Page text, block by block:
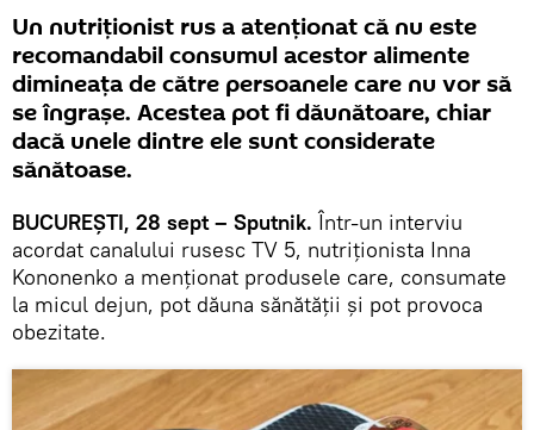
Un nutriţionist rus a atenţionat că nu este
recomandabil consumul acestor alimente
dimineaţa de către persoanele care nu vor să
se îngraşe. Acestea pot fi dăunătoare, chiar
dacă unele dintre ele sunt considerate
sănătoase.
BUCUREŞTI, 28 sept – Sputnik. Într-un interviu
acordat canalului rusesc TV 5, nutriționista Inna
Kononenko a menţionat produsele care, consumate
la micul dejun, pot dăuna sănătății și pot provoca
obezitate.